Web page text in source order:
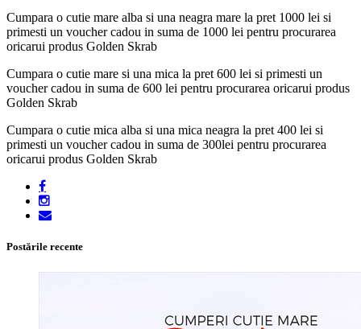
Cumpara o cutie mare alba si una neagra mare la pret 1000 lei si
primesti un voucher cadou in suma de 1000 lei pentru procurarea
oricarui produs Golden Skrab
Cumpara o cutie mare si una mica la pret 600 lei si primesti un
voucher cadou in suma de 600 lei pentru procurarea oricarui produs
Golden Skrab
Cumpara o cutie mica alba si una mica neagra la pret 400 lei si
primesti un voucher cadou in suma de 300lei pentru procurarea
oricarui produs Golden Skrab
Postările recente